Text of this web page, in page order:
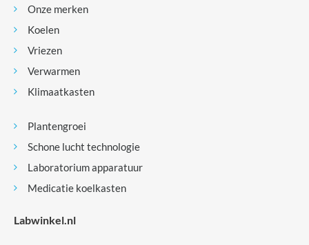
Onze merken
Koelen
Vriezen
Verwarmen
Klimaatkasten
Plantengroei
Schone lucht technologie
Laboratorium apparatuur
Medicatie koelkasten
Labwinkel.nl